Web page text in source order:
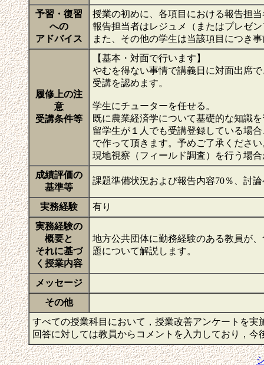
予習・復習
への
アドバイス
授業の初めに、各項目における報告担
報告担当者はレジュメ（またはプレゼ
また、その他の学生は当該項目につき
履修上の注
意
受講条件等
【基本・対面で行います】
やむを得ない事情で講義日に対面出席
受講を認めます。
学生にチューターを任せる。
既に農業経済学について基礎的な知識
留学生が１人でも受講登録している場
で作って頂きます。予めご了承ください
現地視察（フィールド調査）を行う場
成績評価の
基準等
課題準備状況および報告内容70％、討
実務経験
有り
実務経験の
概要と
それに基づ
く授業内容
地方公共団体に勤務経験のある教員が
題について解説します。
メッセージ
その他
すべての授業科目において，授業改善アンケートを
回答に対しては教員からコメントを入力しており，